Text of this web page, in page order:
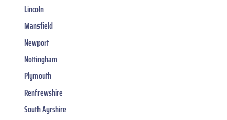
Lincoln
Mansfield
Newport
Nottingham
Plymouth
Renfrewshire
South Ayrshire